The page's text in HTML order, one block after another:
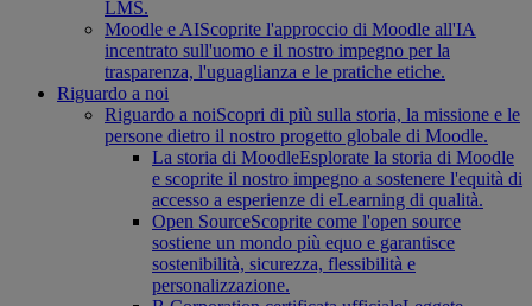
LMS.
Moodle e AIScoprite l'approccio di Moodle all'IA
incentrato sull'uomo e il nostro impegno per la
trasparenza, l'uguaglianza e le pratiche etiche.
Riguardo a noi
Riguardo a noiScopri di più sulla storia, la missione e le
persone dietro il nostro progetto globale di Moodle.
La storia di MoodleEsplorate la storia di Moodle
e scoprite il nostro impegno a sostenere l'equità di
accesso a esperienze di eLearning di qualità.
Open SourceScoprite come l'open source
sostiene un mondo più equo e garantisce
sostenibilità, sicurezza, flessibilità e
personalizzazione.